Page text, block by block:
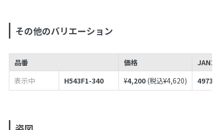
その他のバリエーション
品番 価格
JANコ
表示中
H543F1-340 ¥4,200 (税込¥4,620)